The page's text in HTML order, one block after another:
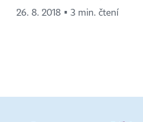
26. 8. 2018 ▪ 3 min. čtení